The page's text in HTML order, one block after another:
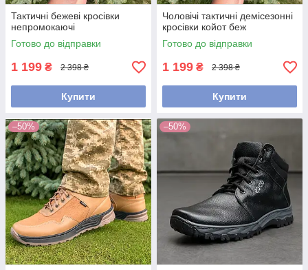
Тактичні бежеві кросівки
непромокаючі
Готово до відправки
1 199 ₴ 2 398 ₴
Купити
Чоловічі тактичні демісезонні
кросівки койот беж
Готово до відправки
1 199 ₴ 2 398 ₴
Купити
–50% –50%